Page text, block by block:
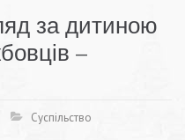
за дитиною
–
Суспільство